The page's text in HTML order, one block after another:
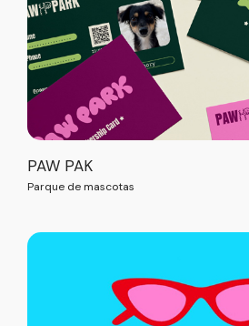
PAW PAK
Parque de mascotas